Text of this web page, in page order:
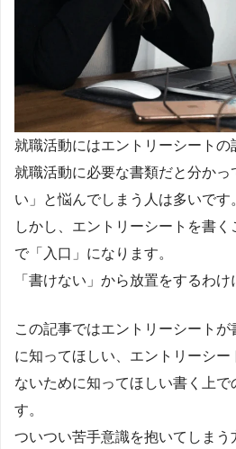
就職活動にはエントリーシートの
就職活動に必要な書類だと分か
い」と悩んでしまう人は多いです
しかし、エントリーシートを書
で「入口」になります。
「書けない」から放置をするわけ
この記事ではエントリーシート
に知ってほしい、エントリーシ
ないために知ってほしい書く上で
す。
ついつい苦手意識を抱いてしま